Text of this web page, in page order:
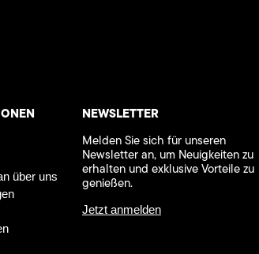
über uns
NEWSLETTER
Melden Sie sich für unseren
Newsletter an, um Neuigkeiten zu
erhalten und exklusive Vorteile zu
genießen.
Jetzt anmelden